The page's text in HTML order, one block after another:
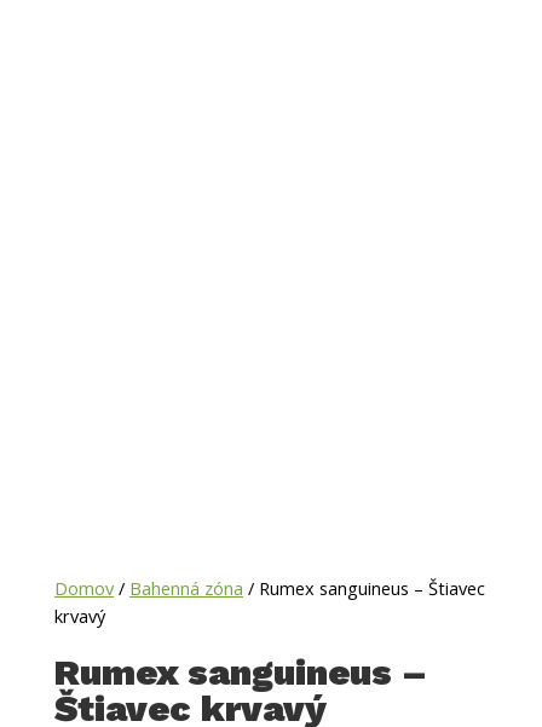
Domov / Bahenná zóna / Rumex sanguineus – Štiavec
krvavý
Rumex sanguineus –
Štiavec krvavý